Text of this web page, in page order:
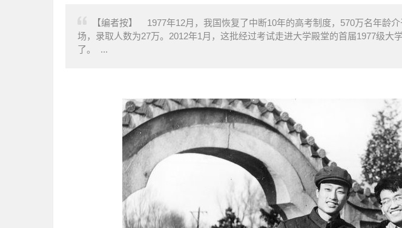
【编者按】 1977年12月，我国恢复了中断10年的高考制度，570万名年龄
场，录取人数为27万。2012年1月，这批经过考试走进大学殿堂的首届1977级大
了。 ...